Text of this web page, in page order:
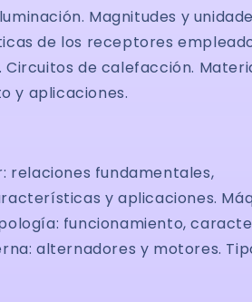
Magnitudes y
de los receptores
de calefacción.
y aplicaciones.
relaciones fundamentales,
y aplicaciones.
funcionamiento,
alternadores y motores.